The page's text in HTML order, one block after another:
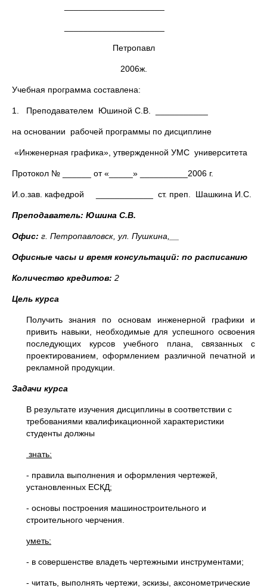
Петропавл
2006ж.
Учебная программа составлена:
1. Преподавателем Юшиной С.В. ___________
на основании рабочей программы по дисциплине
«Инженерная графика», утвержденной УМС университета
Протокол № ______ от «_____» __________2006 г.
И.о.зав. кафедрой ____________ ст. преп. Шашкина И.С.
Преподаватель: Юшина С.В.
Офис: г. Петропавловск, ул. Пушкина,__
Офисные часы и время консультаций: по расписанию
Количество кредитов: 2
Цель курса
Получить знания по основам инженерной графики и
привить навыки, необходимые для успешного освоения
последующих курсов учебного плана, связанных с
проектированием, оформлением различной печатной и
рекламной продукции.
Задачи курса
В результате изучения дисциплины в соответствии с
требованиями квалификационной характеристики
студенты должны
знать:
- правила выполнения и оформления чертежей,
установленных ЕСКД;
- основы построения машиностроительного и
строительного черчения.
уметь:
- в совершенстве владеть чертежными инструментами;
- читать, выполнять чертежи, эскизы, аксонометрические